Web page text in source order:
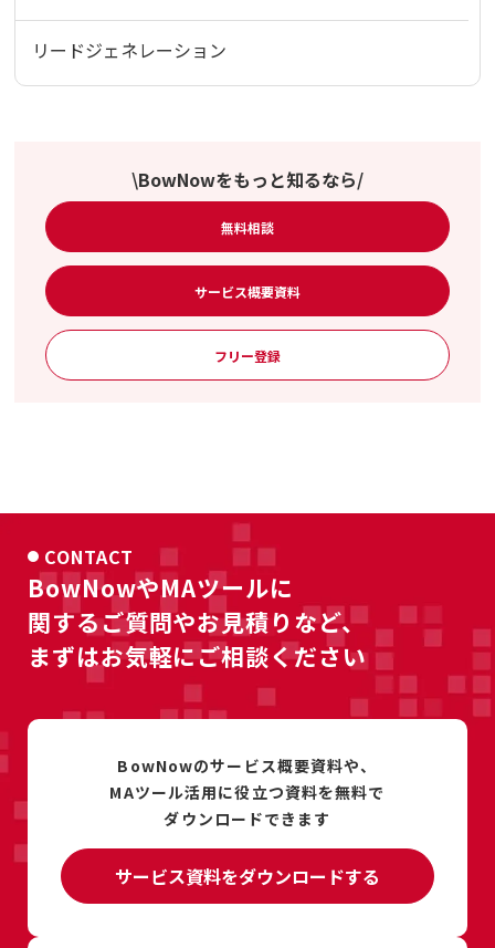
リードジェネレーション
\BowNowをもっと知るなら/
無料相談
サービス概要資料
フリー登録
CONTACT
BowNowやMAツールに
関するご質問やお見積りなど、
まずはお気軽にご相談ください
BowNowのサービス概要資料や、
MAツール活用に役立つ資料を無料で
ダウンロードできます
サービス資料をダウンロードする